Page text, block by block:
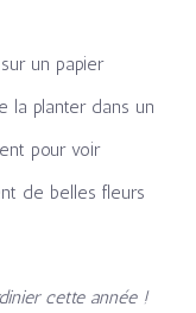
un papier
la planter dans un
pour voir
de belles fleurs
cette année !